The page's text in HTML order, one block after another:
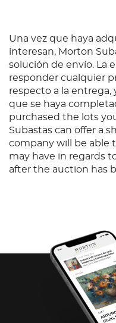
Una vez que haya
interesan, Morton
solución de envío. La
responder cualquier
respecto a la entrega,
que se haya
purchased the lots
Subastas can offer a
company will be able
may have in regards
after the auction has